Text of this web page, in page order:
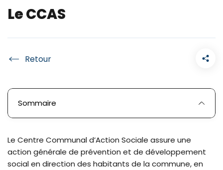
Le CCAS
Accueil
Sommaire
Le Centre Communal d’Action Sociale assure une
action générale de prévention et de développement
social en direction des habitants de la commune, en